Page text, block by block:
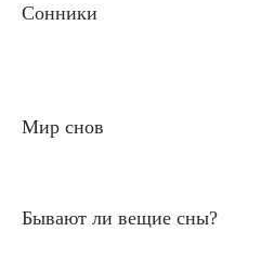
Сонники
Мир снов
Бывают ли вещие сны?